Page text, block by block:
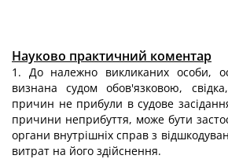
Науково практичний коментар
1. До належно викликаних особи,
визнана судом обов'язковою,
причин не прибули в судове
причини неприбуття, може бути
органи внутрішніх справ з
витрат на його здійснення.